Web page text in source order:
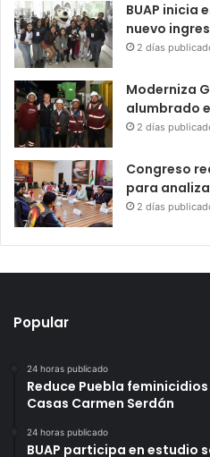
BUAP inicia
nuevo
2 días
Moderniza
alumbrado
2 días
Congreso
para
2 días
Popular
24 horas publicado
Reduce Puebla feminicidios
Casas Carmen Serdán
24 horas publicado
BUAP participa en estudio